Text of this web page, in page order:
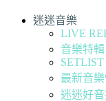
迷迷音樂
LIVE
音樂特輯
SETLIST
最新音
迷迷好